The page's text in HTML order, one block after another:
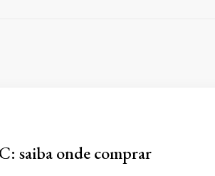
saiba onde comprar